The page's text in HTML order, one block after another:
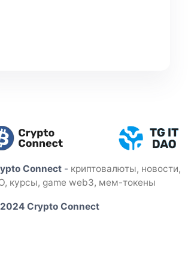
Connect - криптовалюты, новости,
курсы, game web3, мем-токены
2024 Crypto Connect